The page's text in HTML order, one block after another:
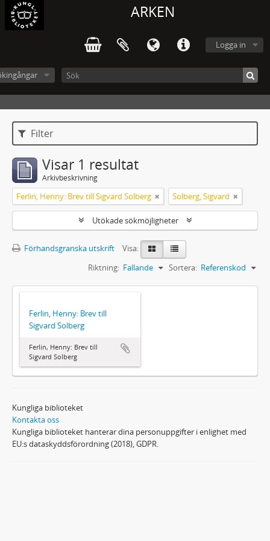
ARKEN
Logga in
Filter
Visar 1 resultat
Arkivbeskrivning
Ferlin, Henny: Brev till Sigvard Solberg Solberg, Sigvard
Utökade sökmöjligheter
Förhandsgranska utskrift
Visa:
Sortera: Referenskod
Riktning: Fallande
Ferlin, Henny: Brev till
Sigvard Solberg
Ferlin, Henny: Brev till
Sigvard Solberg
Kungliga biblioteket
Kontakta oss
Kungliga biblioteket hanterar dina personuppgifter i enlighet med
EU:s dataskyddsförordning (2018), GDPR.